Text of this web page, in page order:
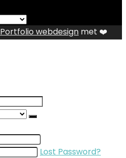
Portfolio webdesign met ❤️
Lost Password?